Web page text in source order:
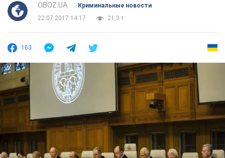
OBOZ.UA
Криминальные новости
22.07.2017 14:17
21,3 т.
163